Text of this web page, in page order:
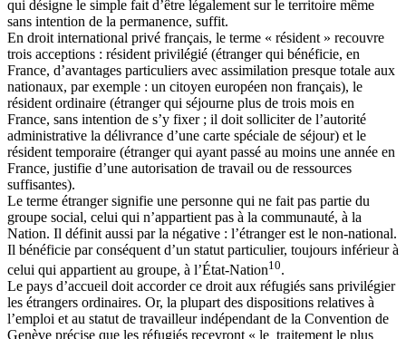
qui désigne le simple fait d’être légalement sur le territoire même
sans intention de la permanence, suffit.
En droit international privé français, le terme « résident » recouvre
trois acceptions : résident privilégié (étranger qui bénéficie, en
France, d’avantages particuliers avec assimilation presque totale aux
nationaux, par exemple : un citoyen européen non français), le
résident ordinaire (étranger qui séjourne plus de trois mois en
France, sans intention de s’y fixer ; il doit solliciter de l’autorité
administrative la délivrance d’une carte spéciale de séjour) et le
résident temporaire (étranger qui ayant passé au moins une année en
France, justifie d’une autorisation de travail ou de ressources
suffisantes).
Le terme étranger signifie une personne qui ne fait pas partie du
groupe social, celui qui n’appartient pas à la communauté, à la
Nation. Il définit aussi par la négative : l’étranger est le non-national.
Il bénéficie par conséquent d’un statut particulier, toujours inférieur à
celui qui appartient au groupe, à l’État-Nation10.
Le pays d’accueil doit accorder ce droit aux réfugiés sans privilégier
les étrangers ordinaires. Or, la plupart des dispositions relatives à
l’emploi et au statut de travailleur indépendant de la Convention de
Genève précise que les réfugiés recevront « le traitement le plus